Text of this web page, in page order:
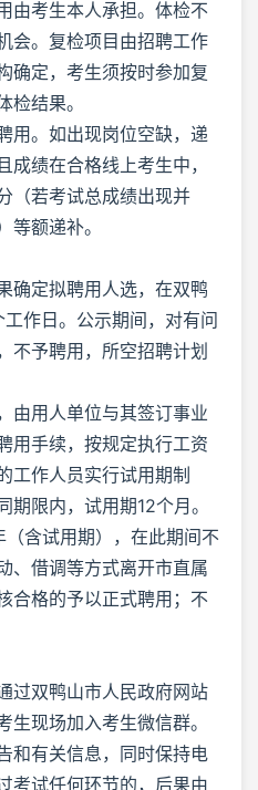
由考生本人承担。体检不
会。复检项目由招聘工作
确定，考生须按时参加复
结果。
用。如出现岗位空缺，递
绩在合格线上考生中，
（若考试总成绩出现并
等额递补。
确定拟聘用人选，在双鸭
作日。公示期间，对有问
不予聘用，所空招聘计划
由用人单位与其签订事业
用手续，按规定执行工资
工作人员实行试用期制
限内，试用期12个月。
含试用期），在此期间不
、借调等方式离开市直属
合格的予以正式聘用；不
过双鸭山市人民政府网站
现场加入考生微信群。
和有关信息，同时保持电
考试任何环节的，后果由